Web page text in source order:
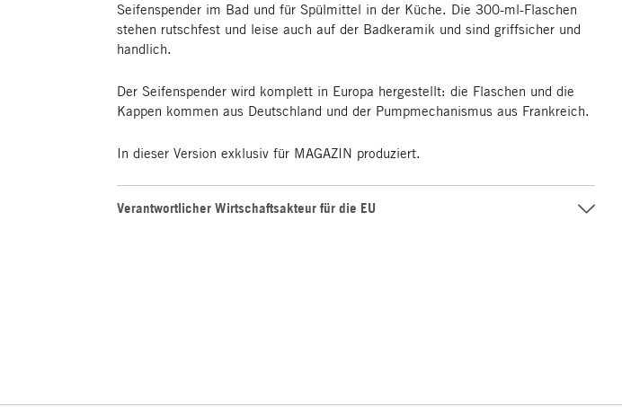
Seifenspender im Bad und für Spülmittel in der Küche. Die 300-ml-Flaschen
stehen rutschfest und leise auch auf der Badkeramik und sind griffsicher und
handlich.
Der Seifenspender wird komplett in Europa hergestellt: die Flaschen und die
Kappen kommen aus Deutschland und der Pumpmechanismus aus Frankreich.
In dieser Version exklusiv für MAGAZIN produziert.
Verantwortlicher Wirtschaftsakteur für die EU